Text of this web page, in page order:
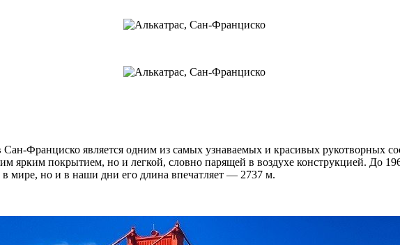
Франциско является одним из самых узнаваемых и красивых рукотворных
ярким покрытием, но и легкой, словно парящей в воздухе конструкцией. До
мире, но и в наши дни его длина впечатляет — 2737 м.